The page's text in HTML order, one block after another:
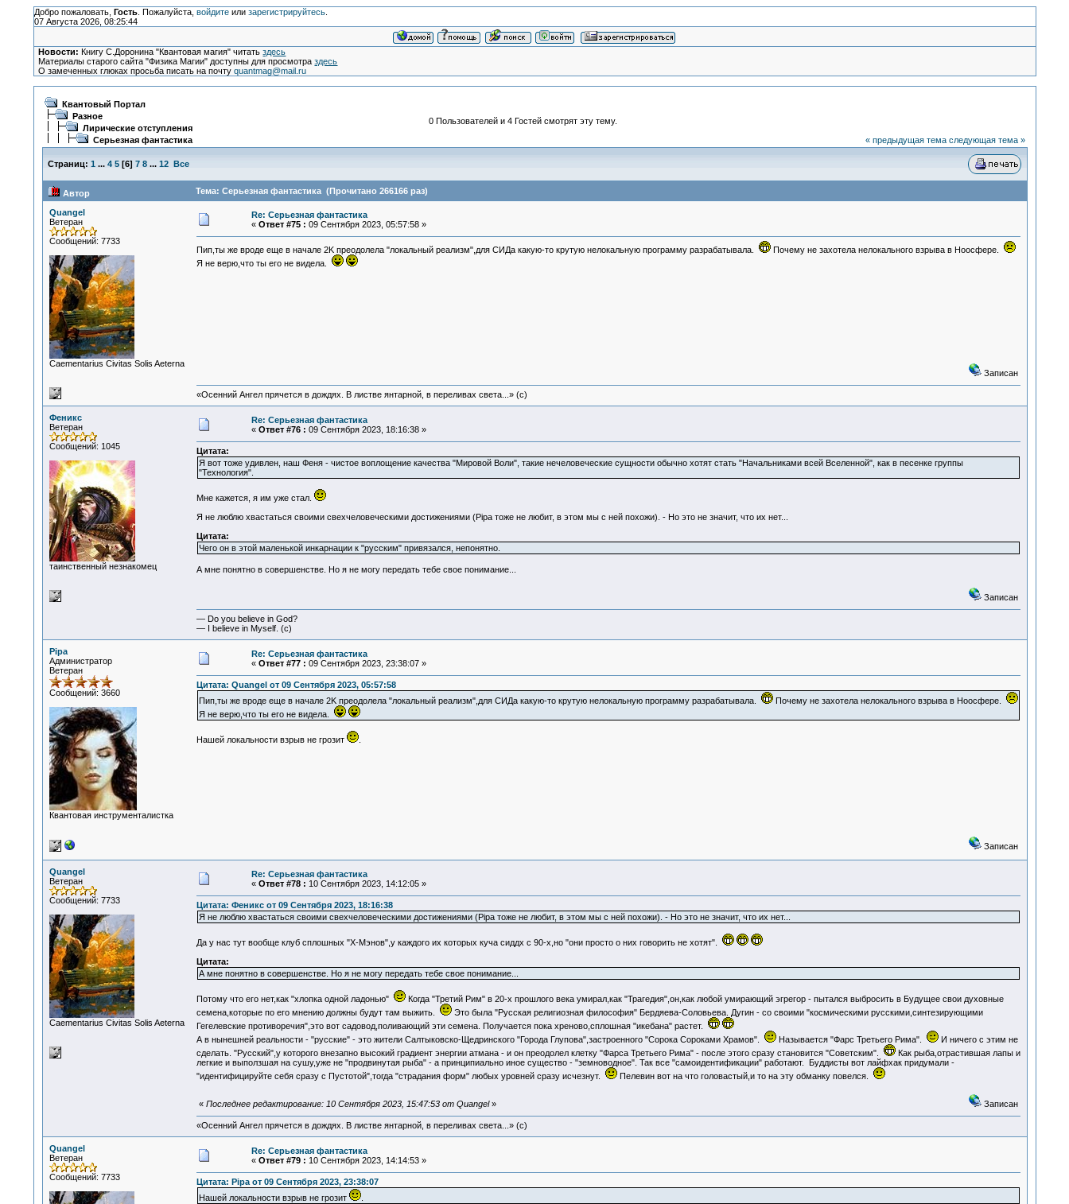
Добро пожаловать, Гость. Пожалуйста, войдитеили зарегистрируйтесь.
07 Августа 2026, 08:25:44
Новости: Книгу С.Доронина "Квантовая магия" читатьздесь
Материалы старого сайта "Физика Магии" доступны для просмотраздесь
О замеченных глюках просьба писать на почтуquantmag@mail.ru
Квантовый Портал
Разное
Лирические отступления
Серьезная фантастика
0 Пользователей и 4 Гостей смотрят эту тему.
« предыдущая тема следующая тема »
Страниц: 1 ... 4 5[6] 7 8 ... 12 Все
Автор Тема: Серьезная фантастика (Прочитано 266166 раз)
Quangel
Ветеран
Сообщений: 7733
Сaementarius Civitas Solis Aeterna
Re: Серьезная фантастика
« Ответ #75 : 09 Сентября 2023, 05:57:58 »
Пип,ты же вроде еще в начале 2K преодолела "локальный реализм",для СИДа какую-то крутую нелокальную программу разрабатывала.
Почему не захотела нелокального взрыва в Ноосфере.
Я не верю,что ты его не видела.
Записан
«Осенний Ангел прячется в дождях. В листве янтарной, в переливах света...» (c)
Феникс
Ветеран
Сообщений: 1045
таинственный незнакомец
Re: Серьезная фантастика
« Ответ #76 : 09 Сентября 2023, 18:16:38 »
Цитата:
Я вот тоже удивлен, наш Феня - чистое воплощение качества "Мировой Воли", такие нечеловеческие сущности обычно хотят стать "Начальниками всей Вселенной", как в песенке группы
"Технология".
Мне кажется, я им уже стал.
Я не люблю хвастаться своими свехчеловеческими достижениями (Pipa тоже не любит, в этом мы с ней похожи). - Но это не значит, что их нет...
Цитата:
Чего он в этой маленькой инкарнации к "русским" привязался, непонятно.
А мне понятно в совершенстве. Но я не могу передать тебе свое понимание...
Записан
— Do you believe in God?
— I believe in Myself. (c)
Pipa
Администратор
Ветеран
Сообщений: 3660
Квантовая инструменталистка
Re: Серьезная фантастика
« Ответ #77 : 09 Сентября 2023, 23:38:07 »
Цитата: Quangel от 09 Сентября 2023, 05:57:58
Пип,ты же вроде еще в начале 2K преодолела "локальный реализм",для СИДа какую-то крутую нелокальную программу разрабатывала.
Почему не захотела нелокального взрыва в Ноосфере.
Я не верю,что ты его не видела.
Нашей локальности взрыв не грозит .
Записан
Quangel
Ветеран
Сообщений: 7733
Сaementarius Civitas Solis Aeterna
Re: Серьезная фантастика
« Ответ #78 : 10 Сентября 2023, 14:12:05 »
Цитата: Феникс от 09 Сентября 2023, 18:16:38
Я не люблю хвастаться своими свехчеловеческими достижениями (Pipa тоже не любит, в этом мы с ней похожи). - Но это не значит, что их нет...
Да у нас тут вообще клуб сплошных "Х-Мэнов",у каждого их которых куча сиддх с 90-х,но "они просто о них говорить не хотят".
Цитата:
А мне понятно в совершенстве. Но я не могу передать тебе свое понимание...
Потому что его нет,как "хлопка одной ладонью"
Когда "Третий Рим" в 20-х прошлого века умирал,как "Трагедия",он,как любой умирающий эгрегор - пытался выбросить в Будущее свои духовные
семена,которые по его мнению должны будут там выжить.
Это была "Русская религиозная философия" Бердяева-Соловьева. Дугин - со своими "космическими русскими,синтезирующими
Гегелевские противоречия",это вот садовод,поливающий эти семена. Получается пока хреново,сплошная "икебана" растет.
А в нынешней реальности - "русские" - это жители Салтыковско-Щедринского "Города Глупова",застроенного "Сорока Сороками Храмов".
Называется "Фарс Третьего Рима".
И ничего с этим не
сделать. "Русский",у которого внезапно высокий градиент энергии атмана - и он преодолел клетку "Фарса Третьего Рима" - после этого сразу становится "Советским".
Как рыба,отрастившая лапы и
легкие и выползшая на сушу,уже не "продвинутая рыба" - а принципиально иное существо - "земноводное". Так все "самоидентификации" работают. Буддисты вот лайфхак придумали -
"идентифицируйте себя сразу с Пустотой",тогда "страдания форм" любых уровней сразу исчезнут.
Пелевин вот на что головастый,и то на эту обманку повелся.
« Последнее редактирование: 10 Сентября 2023, 15:47:53 от Quangel» Записан
«Осенний Ангел прячется в дождях. В листве янтарной, в переливах света...» (c)
Quangel
Ветеран
Сообщений: 7733
Re: Серьезная фантастика
« Ответ #79 : 10 Сентября 2023, 14:14:53 »
Цитата: Pipa от 09 Сентября 2023, 23:38:07
Нашей локальности взрыв не грозит
.